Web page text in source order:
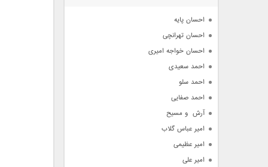
احسان پایه
احسان تهرانچی
احسان خواجه امیری
احمد سعیدی
احمد سلو
احمد صفایی
آرش  و مسیح
امیر عباس گلاب
امیر عظیمی
امیر علی